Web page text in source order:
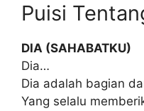
Puisi
DIA (SAHABATKU)
Dia…
Dia adalah bagian
Yang selalu